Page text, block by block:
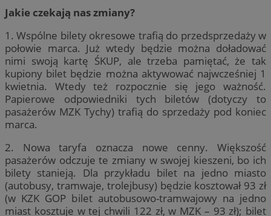
Jakie czekają nas zmiany?
1. Wspólne bilety okresowe trafią do przedsprzedaży w
połowie marca. Już wtedy będzie można doładować
nimi swoją kartę ŚKUP, ale trzeba pamiętać, że tak
kupiony bilet będzie można aktywować najwcześniej 1
kwietnia. Wtedy też rozpocznie się jego ważność.
Papierowe odpowiedniki tych biletów (dotyczy to
pasażerów MZK Tychy) trafią do sprzedaży pod koniec
marca.
2. Nowa taryfa oznacza nowe cenny. Większość
pasażerów odczuje te zmiany w swojej kieszeni, bo ich
bilety stanieją. Dla przykładu bilet na jedno miasto
(autobusy, tramwaje, trolejbusy) będzie kosztował 93 zł
(w KZK GOP bilet autobusowo-tramwajowy na jedno
miast kosztuje w tej chwili 122 zł, w MZK – 93 zł); bilet